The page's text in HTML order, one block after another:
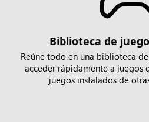
Biblioteca de
Reúne todo en una biblioteca
acceder rápidamente a juegos
juegos instalados de